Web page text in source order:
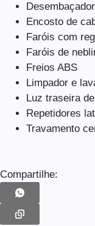
Encosto de
Faróis com
Faróis de
Freios ABS
Limpador e
Luz traseira
Repetidores
Travamento
Compartilhe: